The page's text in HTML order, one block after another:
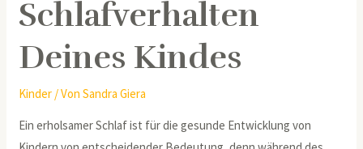
Schlafverhalten
Deines Kindes
Kinder / VonSandra Giera
Ein erholsamer Schlaf ist für die gesunde Entwicklung von